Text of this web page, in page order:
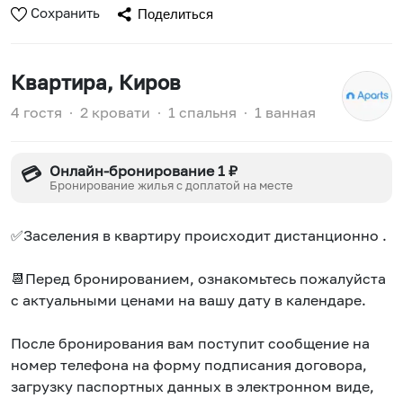
Сохранить Поделиться
Квартира, Киров
4 гостя ∙ 2 кровати ∙ 1 спальня ∙ 1 ванная
💳 Онлайн-бронирование 1 ₽
Бронирование жилья с доплатой на месте
✅Заселения в квартиру происходит дистанционно .
📆Перед бронированием, ознакомьтесь пожалуйста
с актуальными ценами на вашу дату в календаре.
После бронирования вам поступит сообщение на
номер телефона на форму подписания договора,
загрузку паспортных данных в электронном виде,